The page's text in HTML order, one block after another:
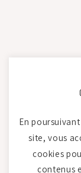
En
site, vous
cookies
contenus